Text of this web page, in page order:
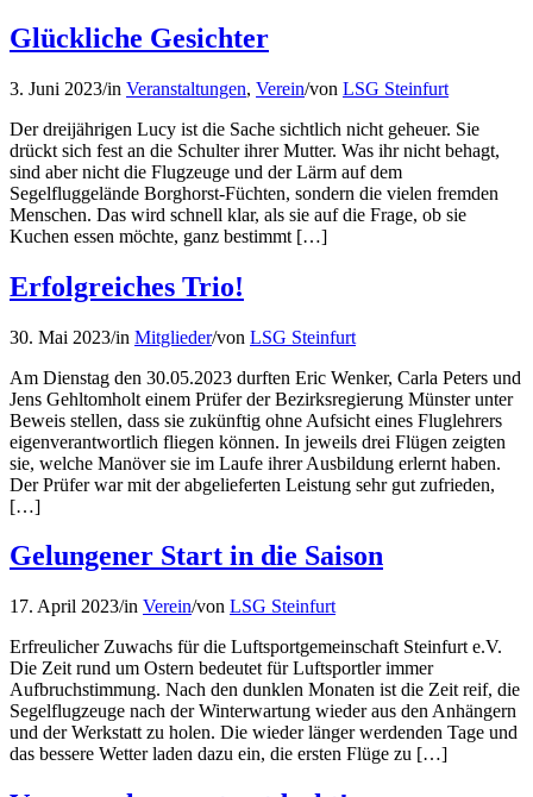
Glückliche Gesichter
3. Juni 2023/in Veranstaltungen, Verein/von LSG Steinfurt
Der dreijährigen Lucy ist die Sache sichtlich nicht geheuer. Sie
drückt sich fest an die Schulter ihrer Mutter. Was ihr nicht behagt,
sind aber nicht die Flugzeuge und der Lärm auf dem
Segelfluggelände Borghorst-Füchten, sondern die vielen fremden
Menschen. Das wird schnell klar, als sie auf die Frage, ob sie
Kuchen essen möchte, ganz bestimmt […]
Erfolgreiches Trio!
30. Mai 2023/in Mitglieder/von LSG Steinfurt
Am Dienstag den 30.05.2023 durften Eric Wenker, Carla Peters und
Jens Gehltomholt einem Prüfer der Bezirksregierung Münster unter
Beweis stellen, dass sie zukünftig ohne Aufsicht eines Fluglehrers
eigenverantwortlich fliegen können. In jeweils drei Flügen zeigten
sie, welche Manöver sie im Laufe ihrer Ausbildung erlernt haben.
Der Prüfer war mit der abgelieferten Leistung sehr gut zufrieden,
[…]
Gelungener Start in die Saison
17. April 2023/in Verein/von LSG Steinfurt
Erfreulicher Zuwachs für die Luftsportgemeinschaft Steinfurt e.V.
Die Zeit rund um Ostern bedeutet für Luftsportler immer
Aufbruchstimmung. Nach den dunklen Monaten ist die Zeit reif, die
Segelflugzeuge nach der Winterwartung wieder aus den Anhängern
und der Werkstatt zu holen. Die wieder länger werdenden Tage und
das bessere Wetter laden dazu ein, die ersten Flüge zu […]